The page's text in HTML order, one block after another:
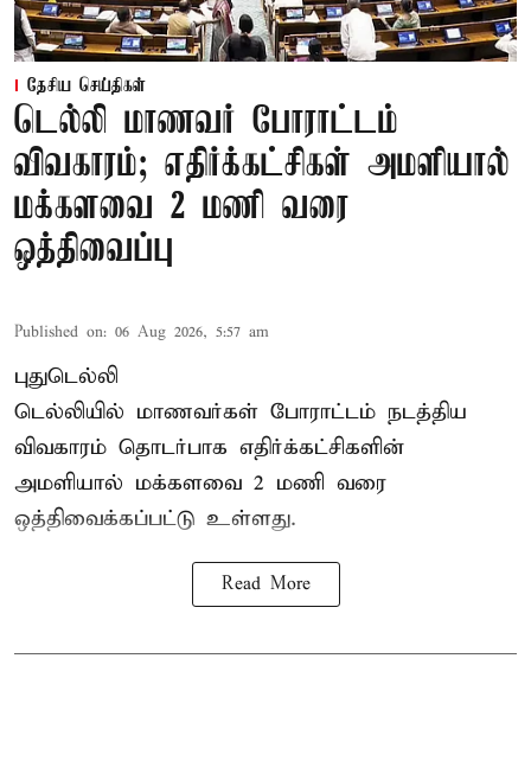
தேசிய செய்திகள்
டெல்லி மாணவர் போராட்டம்
விவகாரம்; எதிர்க்கட்சிகள் அமளியால்
மக்களவை 2 மணி வரை
ஒத்திவைப்பு
Published on: 06 Aug 2026, 5:57 am
புதுடெல்லி
டெல்லியில் மாணவர்கள் போராட்டம் நடத்திய
விவகாரம் தொடர்பாக எதிர்க்கட்சிகளின்
அமளியால் மக்களவை 2 மணி வரை
ஒத்திவைக்கப்பட்டு உள்ளது.
Read More